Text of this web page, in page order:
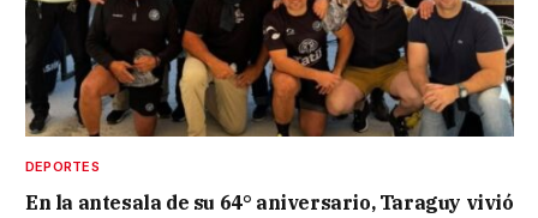
DEPORTES
En la antesala de su 64° aniversario, Taraguy vivió